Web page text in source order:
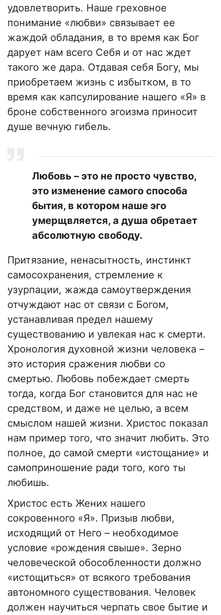
удовлетворить. Наше греховное
понимание «любви» связывает ее
жаждой обладания, в то время как Бог
дарует нам всего Себя и от нас ждет
такого же дара. Отдавая себя Богу, мы
приобретаем жизнь с избытком, в то
время как капсулирование нашего «Я» в
броне собственного эгоизма приносит
душе вечную гибель.
Любовь – это не просто чувство,
это изменение самого способа
бытия, в котором наше эго
умерщвляется, а душа обретает
абсолютную свободу.
Притязание, ненасытность, инстинкт
самосохранения, стремление к
узурпации, жажда самоутверждения
отчуждают нас от связи с Богом,
устанавливая предел нашему
существованию и увлекая нас к смерти.
Хронология духовной жизни человека –
это история сражения любви со
смертью. Любовь побеждает смерть
тогда, когда Бог становится для нас не
средством, и даже не целью, а всем
смыслом нашей жизни. Христос показал
нам пример того, что значит любить. Это
полное, до самой смерти «истощание» и
самоприношение ради того, кого ты
любишь.
Христос есть Жених нашего
сокровенного «Я». Призыв любви,
исходящий от Него – необходимое
условие «рождения свыше». Зерно
человеческой обособленности должно
«истощиться» от всякого требования
автономного существования. Человек
должен научиться черпать свое бытие и